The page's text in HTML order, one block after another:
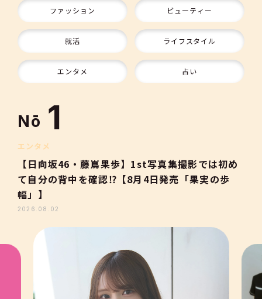
ファッション ビューティー
就活 ライフスタイル
エンタメ 占い
Nō
9
10
1
2
3
4
5
エンタメ
【日向坂46・藤嶌果歩】1st写真集撮影では初め
て自分の背中を確認⁉【8月4日発売「果実の歩
幅」】
2026.08.02